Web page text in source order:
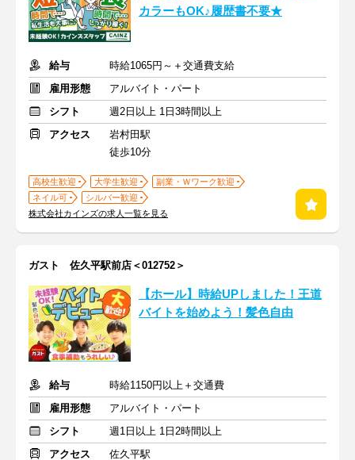
カラーもOK♪履歴書不要★
給与
時給1065円～＋交通費支給
雇用形態
アルバイト・パート
シフト
週2日以上 1日3時間以上
アクセス
岩村田駅
徒歩10分
高校生歓迎 大学生歓迎
副業・Ｗワーク歓迎
ネイル可
シルバー歓迎
株式会社カインズの求人一覧を見る
ガスト 佐久平駅前店＜012752＞
【ホール】時給UPしました！王道
バイトを始めよう！髪色自由
給与
時給1150円以上＋交通費
雇用形態
アルバイト・パート
シフト
週1日以上 1日2時間以上
アクセス
佐久平駅